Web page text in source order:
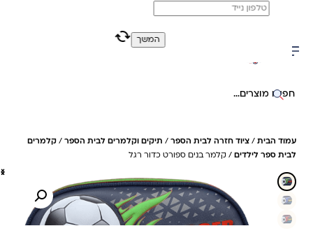
משלוח מהיר חינם בקניה מעל 299 ₪ (למעט ריהוט)
חיפוש באתר
עמוד הבית/ציוד חזרה לבית הספר/תיקים וקלמרים לבית הספר/קלמרים
לבית ספר לילדים/ קלמר בנים ספורט כדור רגל
המשך